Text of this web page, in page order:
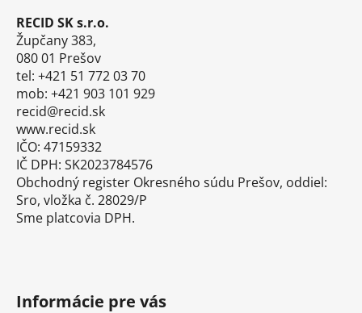
RECID SK s.r.o.
Župčany 383,
080 01 Prešov
tel: +421 51 772 03 70
mob: +421 903 101 929
recid@recid.sk
www.recid.sk
IČO: 47159332
IČ DPH: SK2023784576
Obchodný register Okresného súdu Prešov, oddiel:
Sro, vložka č. 28029/P
Sme platcovia DPH.
Informácie pre vás